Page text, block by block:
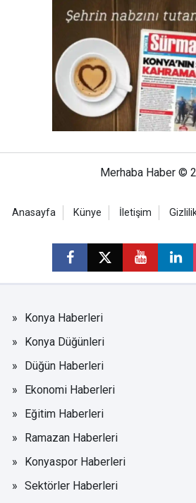
Merhaba Haber ©
Anasayfa Künye İletişim
Konya Haberleri
Konya Düğünleri
Düğün Haberleri
Ekonomi Haberleri
Eğitim Haberleri
Ramazan Haberleri
Konyaspor Haberleri
Sektörler Haberleri